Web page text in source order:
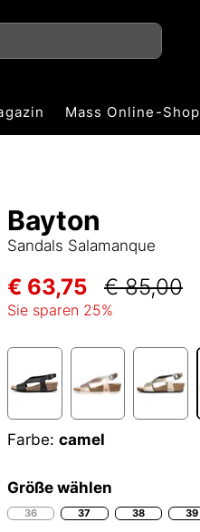
Mass Online-Shop
Bayton
Sandals Salamanque
€ 63,75 € 85,00
Sie sparen 25%
Farbe: camel
Größe wählen
36 37 38 39